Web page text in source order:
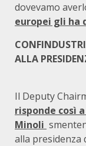
dovevamo
europei gli ha
ALLA
Il Deputy
risponde così
Minoli
alla presidenza